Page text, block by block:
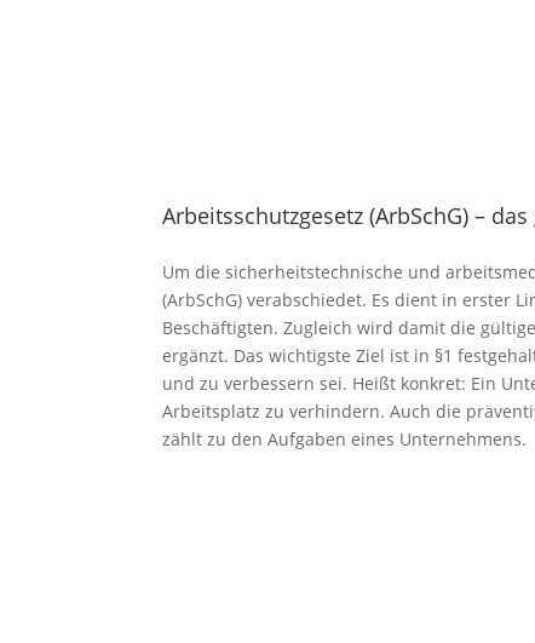
Arbeitsschutzgesetz (ArbSchG) –
Um die sicherheitstechnische und
(ArbSchG) verabschiedet. Es dient in erster
Beschäftigten. Zugleich wird damit die
ergänzt. Das wichtigste Ziel ist in §1
und zu verbessern sei. Heißt konkret: Ein
Arbeitsplatz zu verhindern. Auch die
zählt zu den Aufgaben eines Unternehmens.